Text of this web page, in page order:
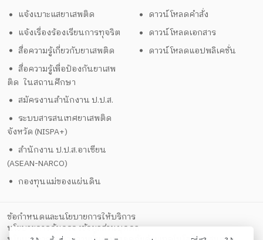
แจ้งเบาะแสยาเสพติด
แจ้งเรื่องร้องเรียนการทุจริต
สื่อความรู้เกี่ยวกับยาเสพติด
สื่อความรู้เพื่อป้องกันยาเสพ
ติด ในสถานศึกษา
สมัครงานสำนักงาน ป.ป.ส.
ระบบสารสนเทศยาเสพติด
จังหวัด (NISPA+)
สำนักงาน ป.ป.ส.อาเซียน
(ASEAN-NARCO)
กองทุนแม่ของแผ่นดิน
ดาวน์โหลดคำสั่ง
ดาวน์โหลดเอกสาร
ดาวน์โหลดแอปพลิเคชั่น
ข้อกำหนดและนโยบายการให้บริการ
นโยบายการคุ้มครองข้อมูลส่วนบุคคล